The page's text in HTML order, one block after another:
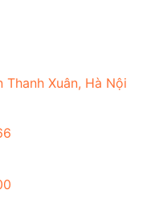
Xuân, Hà Nội